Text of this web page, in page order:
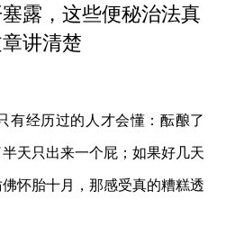
露，这些便秘治法真
讲清楚
有经历过的人才会懂：酝酿了
天只出来一个屁；如果好几天
怀胎十月，那感受真的糟糕透